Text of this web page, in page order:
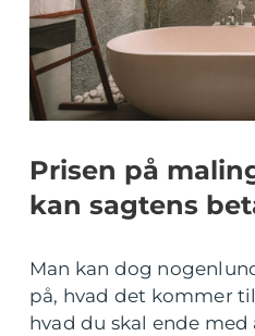
Prisen på
kan sagtens
Man kan dog
på, hvad det kommer
hvad du skal ende